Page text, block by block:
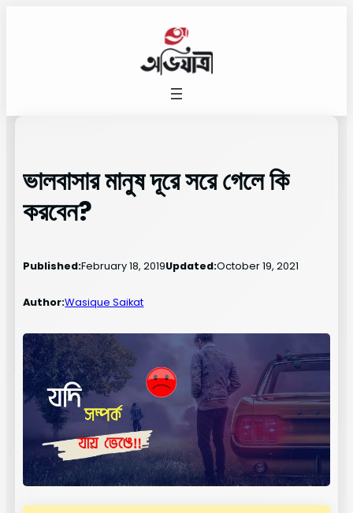
ভালবাসার মানুষ দূরে সরে গেলে কি
করবেন?
Published:February 18, 2019Updated:October 19, 2021
Author:Wasique Saikat